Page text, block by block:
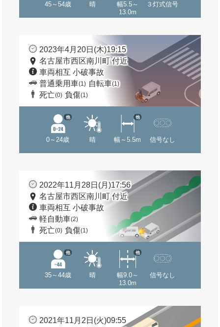
45～54歳 晴
幅5.5～
13.0m
３灯式信号
2023年4月20日(木)19:15
名古屋市西区南川町 付近
車両相互 小破事故
普通乗用車(1) 自転車(1)
死亡(0) 負傷(1)
0～24歳
他
晴 幅～5.5m
他
信号なし
2022年11月28日(月)17:56
名古屋市西区南川町 付近
車両相互 小破事故
軽自動車(2)
死亡(0) 負傷(1)
35～44歳
他
晴
幅9.0～
13.0m
他
信号なし
2021年11月2日(火)09:55